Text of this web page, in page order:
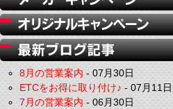
8月の営業案内-07月30日
ETCをお得に取り付け♪-07月11日
7月の営業案内-06月30日